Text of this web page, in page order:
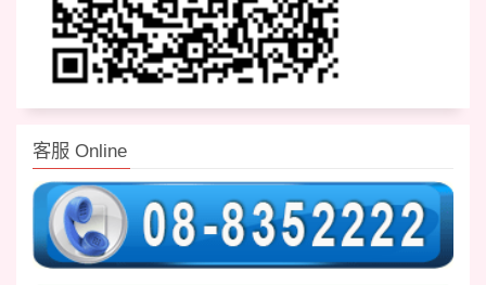
客服 Online